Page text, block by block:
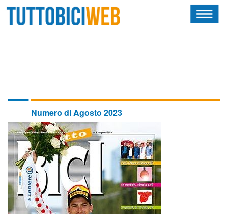
CALENDARIO
OSCAR
ALBI D'ORO
Numero di Agosto 2023